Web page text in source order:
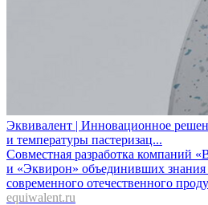
Эквивалент | Инновационное
и температуры пастеризац...
Совместная разработка компаний
и «Эквирон» объединивших знания
современного отечественного
equiwalent.ru